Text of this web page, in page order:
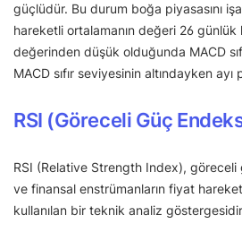
güçlüdür. Bu durum boğa piyasasını
hareketli ortalamanın değeri 26 günlük
değerinden düşük olduğunda MACD
MACD sıfır seviyesinin altındayken ayı
RSI (Göreceli Güç
RSI (Relative Strength Index),
ve finansal enstrümanların fiyat
kullanılan bir teknik analiz